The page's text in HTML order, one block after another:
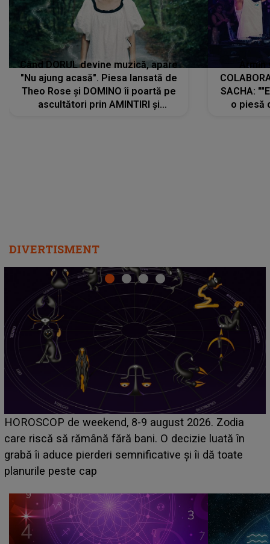
Când DORUL devine muzică, apare
"Nu ajung acasă". Piesa lansată de
Theo Rose și DOMINO îi poartă pe
ascultători prin AMINTIRI și
SACHA:
o piesă
DIVERTISMENT
Emanuel a ținut ACEST DETALIU ASCUNS până
acum! În fața Alexandrei, concurentul din Casa Iubirii
face o MĂRTURISIRE NEAȘTEPTATĂ despre mama
sa: "I-am spus și ei în față, eu nu te iubesc pentru